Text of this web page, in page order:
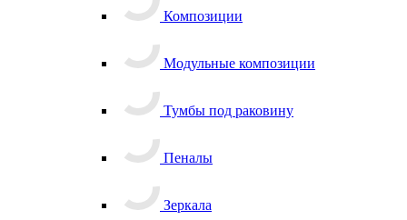
Композиции
Модульные композиции
Тумбы под раковину
Пеналы
Зеркала